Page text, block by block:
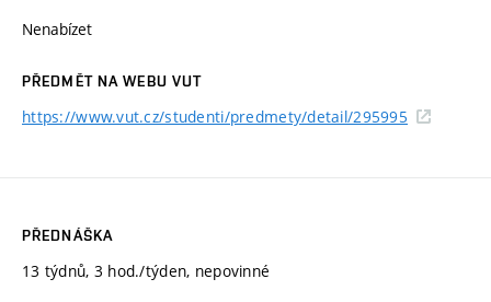
Nenabízet
PŘEDMĚT NA WEBU VUT
https://www.vut.cz/studenti/predmety/detail/295995
PŘEDNÁŠKA
13 týdnů, 3 hod./týden, nepovinné